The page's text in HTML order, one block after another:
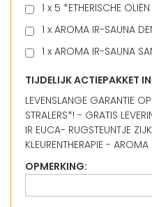
1 x 5 *ETHERISCHE
1 x AROMA IR-SAUNA
1 x AROMA IR-SAUNA
TIJDELIJK ACTIEPAKKET
LEVENSLANGE GARANTIE
STRALERS*! - GRATIS
IR EUCA- RUGSTEUNTJE
KLEURENTHERAPIE - AROMA
OPMERKING: